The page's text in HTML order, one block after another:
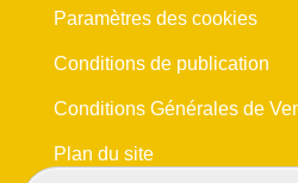
Paramètres des cookies
Conditions de publication
Conditions Générales de
Plan du site